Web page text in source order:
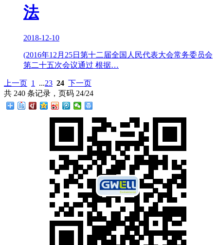
法
2018-12-10
(2016年12月25日第十二届全国人民代表大会常务委员会
第二十五次会议通过 根据…
上一页 1 ...23 24 下一页
共 240 条记录，页码 24/24